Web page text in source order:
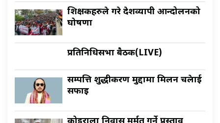
शिक्षकहरुले गरे देशव्यापी आन्दोलनको
घोषणा
प्रतिनिधिसभा बैठक(LIVE)
सम्पत्ति शुद्धीकरण मुद्दामा मिलन चक्रेलाई
सफाइ